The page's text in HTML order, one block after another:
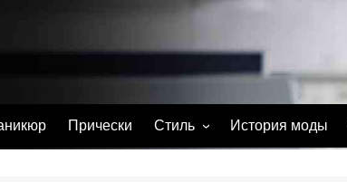
Прически Стиль История моды